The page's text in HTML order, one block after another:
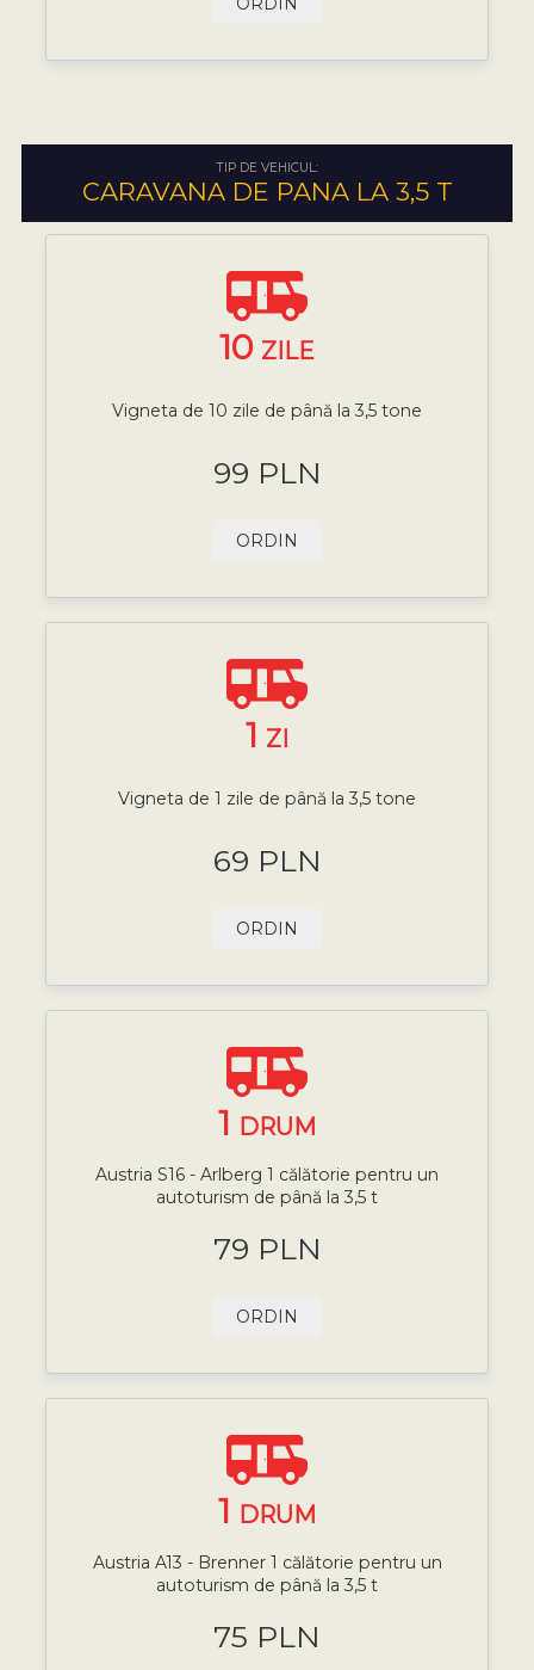
TIP DE VEHICUL:
CARAVANA DE PANA LA 3,5 T
10 ZILE
Vigneta de 10 zile de până la 3,5 tone
99 PLN
ORDIN
1 ZI
Vigneta de 1 zile de până la 3,5 tone
69 PLN
ORDIN
1 DRUM
Austria S16 - Arlberg 1 călătorie pentru un
autoturism de până la 3,5 t
79 PLN
ORDIN
1 DRUM
Austria A13 - Brenner 1 călătorie pentru un
autoturism de până la 3,5 t
75 PLN